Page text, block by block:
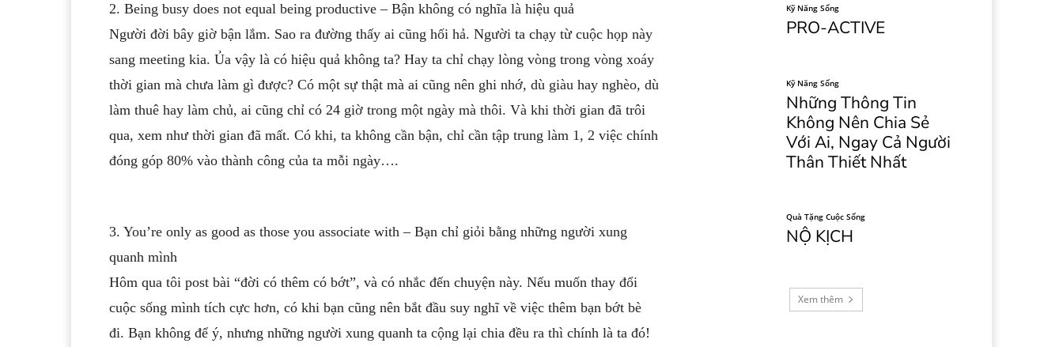
2. Being busy does not equal being productive – Bận không có nghĩa là hiệu quả
Người đời bây giờ bận lắm. Sao ra đường thấy ai cũng hối hả. Người ta chạy từ cuộc họp này
sang meeting kia. Ủa vậy là có hiệu quả không ta? Hay ta chỉ chạy lòng vòng trong vòng xoáy
thời gian mà chưa làm gì được? Có một sự thật mà ai cũng nên ghi nhớ, dù giàu hay nghèo, dù
làm thuê hay làm chủ, ai cũng chỉ có 24 giờ trong một ngày mà thôi. Và khi thời gian đã trôi
qua, xem như thời gian đã mất. Có khi, ta không cần bận, chỉ cần tập trung làm 1, 2 việc chính
đóng góp 80% vào thành công của ta mỗi ngày….
3. You’re only as good as those you associate with – Bạn chỉ giỏi bằng những người xung
quanh mình
Hôm qua tôi post bài “đời có thêm có bớt”, và có nhắc đến chuyện này. Nếu muốn thay đổi
cuộc sống mình tích cực hơn, có khi bạn cũng nên bắt đầu suy nghĩ về việc thêm bạn bớt bè
đi. Bạn không để ý, nhưng những người xung quanh ta cộng lại chia đều ra thì chính là ta đó!
Kỹ Năng Sống
PRO-ACTIVE
Kỹ Năng Sống
Những Thông Tin
Không Nên Chia Sẻ
Với Ai, Ngay Cả Người
Thân Thiết Nhất
Quà Tặng Cuộc Sống
NỘ KỊCH
Xem thêm